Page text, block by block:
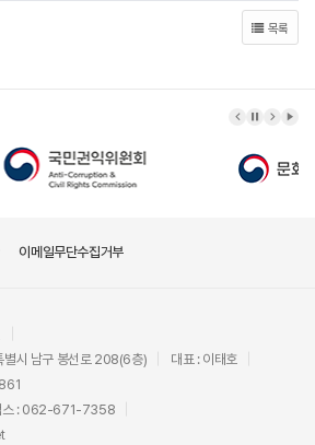
목록
이전 배너
배너 정지
다음 배
배
이메일무단수집거부
시 남구 봉선로 208(6층)
대표 : 이태호
스 : 062-671-7358